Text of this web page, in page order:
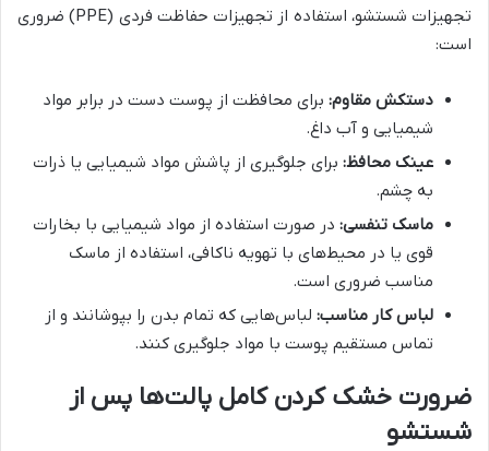
تجهیزات شستشو، استفاده از تجهیزات حفاظت فردی (PPE) ضروری
است:
دستکش مقاوم: برای محافظت از پوست دست در برابر مواد
شیمیایی و آب داغ.
عینک محافظ: برای جلوگیری از پاشش مواد شیمیایی یا ذرات
به چشم.
ماسک تنفسی: در صورت استفاده از مواد شیمیایی با بخارات
قوی یا در محیط‌های با تهویه ناکافی، استفاده از ماسک
مناسب ضروری است.
لباس کار مناسب: لباس‌هایی که تمام بدن را بپوشانند و از
تماس مستقیم پوست با مواد جلوگیری کنند.
ضرورت خشک کردن کامل پالت‌ها پس از
شستشو